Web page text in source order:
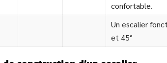
confortable.
Un escalier
et 45°